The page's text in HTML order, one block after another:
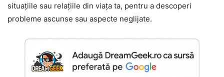
situațiile sau relațiile din viața ta, pentru a descoperi
probleme ascunse sau aspecte neglijate.